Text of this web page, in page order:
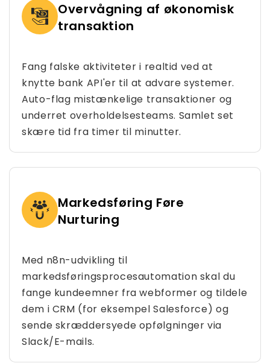
Overvågning af økonomisk
transaktion
Fang falske aktiviteter i realtid ved at
knytte bank API'er til at advare systemer.
Auto-flag mistænkelige transaktioner og
underret overholdelsesteams. Samlet set
skære tid fra timer til minutter.
Markedsføring Føre
Nurturing
Med n8n-udvikling til
markedsføringsprocesautomation skal du
fange kundeemner fra webformer og tildele
dem i CRM (for eksempel Salesforce) og
sende skræddersyede opfølgninger via
Slack/E-mails.